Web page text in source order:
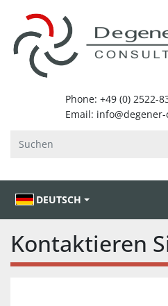
DEUTSCH
Kontaktieren